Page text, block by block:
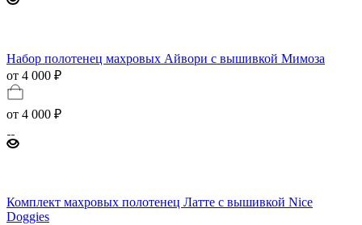
Набор полотенец махровых Айвори с вышивкой Мимоза
от 4 000 ₽
от 4 000 ₽
Комплект махровых полотенец Латте с вышивкой Nice
Doggies